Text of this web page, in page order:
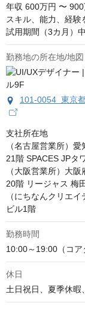
年収 600万円 〜 900
スキル、能力、経験
試用期間（3カ月）
勤務地の所在地/地図
101-0054 東京
支社所在地
（名古屋営業所）
21階 SPACES JPタ
（大阪営業所）大
20階 リージャス 梅
（にちなんクリエ
ビル1階
勤務時間
10:00～19:00（コア
休日
土日祝日、夏季休暇